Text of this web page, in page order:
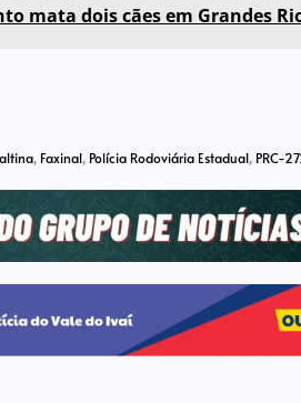
mata dois cães em Grandes
, Faxinal, Polícia Rodoviária Estadual, PRC-